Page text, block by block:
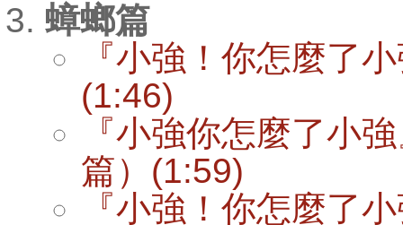
蟑螂篇
『小強！你怎麼了
(1:46)
『小強你怎麼了小
篇）(1:59)
『小強！你怎麼了